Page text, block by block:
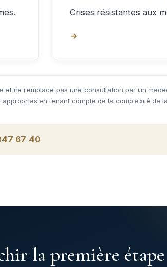
Crises résistantes aux
→
ne remplace pas une consultation par un
en tenant compte de la complexité de
67 40
la première étape